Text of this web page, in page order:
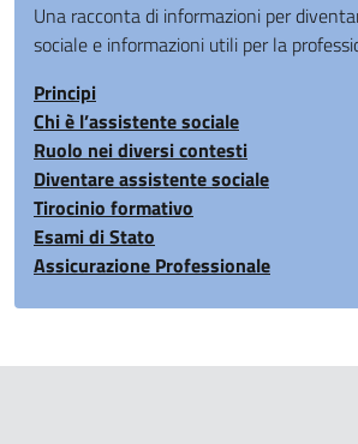
Una racconta di informazioni per
sociale e informazioni utili per la
Principi
Chi è l’assistente sociale
Ruolo nei diversi contesti
Diventare assistente sociale
Tirocinio formativo
Esami di Stato
Assicurazione Professionale